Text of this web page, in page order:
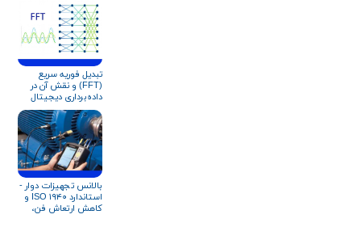
تبدیل فوریه سریع
(FFT) و نقش آن در
داده‌برداری دیجیتال
(+دریافت مقاله
تخصصی)
بالانس تجهیزات دوار -
استاندارد ISO ۱۹۴۰ و
کاهش ارتعاش فن،